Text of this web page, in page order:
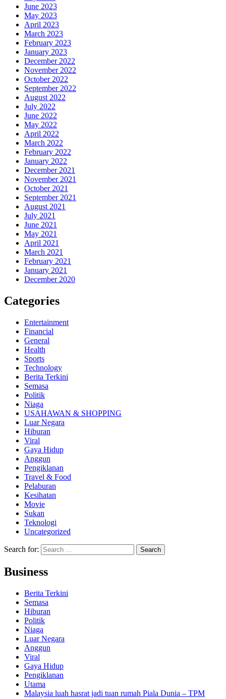
June 2023
May 2023
April 2023
March 2023
February 2023
January 2023
December 2022
November 2022
October 2022
September 2022
August 2022
July 2022
June 2022
May 2022
April 2022
March 2022
February 2022
January 2022
December 2021
November 2021
October 2021
September 2021
August 2021
July 2021
June 2021
May 2021
April 2021
March 2021
February 2021
January 2021
December 2020
Categories
Entertainment
Financial
General
Health
Sports
Technology
Berita Terkini
Semasa
Politik
Niaga
USAHAWAN & SHOPPING
Luar Negara
Hiburan
Viral
Gaya Hidup
Anggun
Pengiklanan
Travel & Food
Pelaburan
Kesihatan
Movie
Sukan
Teknologi
Uncategorized
Search for:
Business
Berita Terkini
Semasa
Hiburan
Politik
Niaga
Luar Negara
Anggun
Viral
Gaya Hidup
Pengiklanan
Utama
Malaysia luah hasrat jadi tuan rumah Piala Dunia – TPM